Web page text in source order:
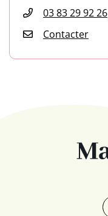
03 83 29 92 26
Contacter